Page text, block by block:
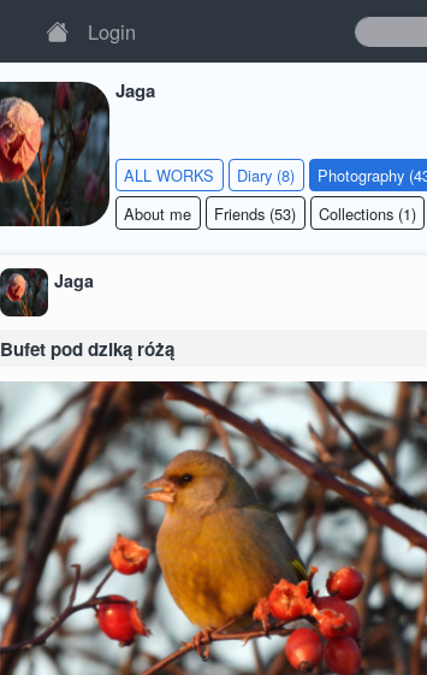
Login
Jaga
ALL WORKS Diary (8) Photography
About me
Friends (53) Collections (1)
Jaga
Bufet pod dziką różą